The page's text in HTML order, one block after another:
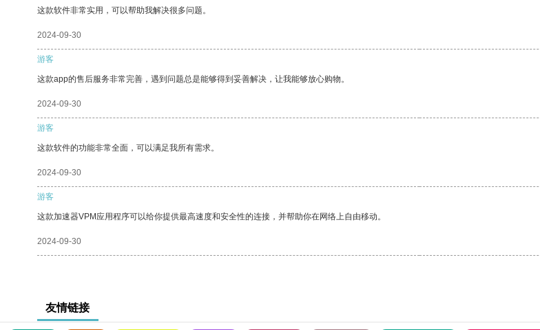
这款软件非常实用，可以帮助我解决很多问题。
2024-09-30
游客
这款app的售后服务非常完善，遇到问题总是能够得到妥善解决，让我能够放心购物。
2024-09-30
游客
这款软件的功能非常全面，可以满足我所有需求。
2024-09-30
游客
这款加速器VPM应用程序可以给你提供最高速度和安全性的连接，并帮助你在网络上自由移动。
2024-09-30
友情链接